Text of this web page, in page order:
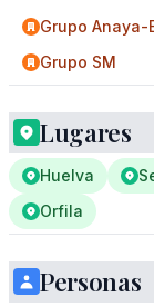
Grupo Anaya-
Grupo SM
Lugares
Huelva
Orfila
Personas